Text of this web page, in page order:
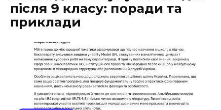
після 9 класу: поради та
приклади